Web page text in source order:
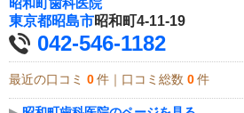
昭和町歯科医院
東京都昭島市昭和町4-11-19
042-546-1182
最近の口コミ 0 件｜口コミ総数 0 件